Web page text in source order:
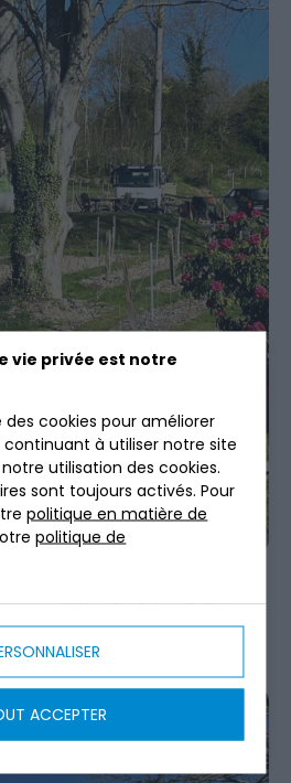
vie privée est notre
des cookies pour améliorer
continuant à utiliser notre site
utilisation des cookies.
sont toujours activés. Pour
politique en matière de
politique de
ACCEPTER
dans la région de Lisieux
parCloacine.